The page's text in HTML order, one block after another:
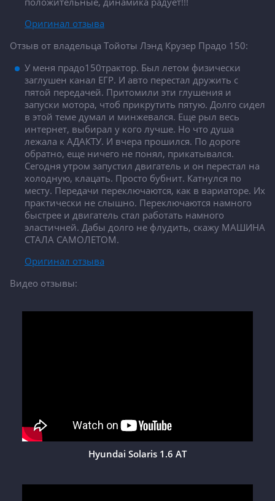
Оригинал отзыва
Отзыв от владельца Тойоты Лэнд Крузер Прадо 150:
У меня прадо150трактор. Был летом физически
заглушен канал ЕГР. И авто перестал дружить с
пятой передачей. Притомили эти глушения и
запуски мотора, чтоб прикрутить пятую. Долго сидел
в этой теме думал и минжевался. Еще рыл весь
интернет, выбирал у кого лучше. Но что душа
лежала к АДАКТУ. И вчера прошился. По дороге
обратно, еще ничего не понял, прикатывался.
Сегодня утром запустил двигатель и он перестал на
холодную, клацать. Просто бубнит. Катнулся по
месту. Передачи переключаются, как в вариаторе. Их
практически не слышно. Переключаются намного
быстрее и двигатель стал работать намного
эластичней. Дабы долго не флудить, скажу МАШИНА
СТАЛА САМОЛЕТОМ.
Оригинал отзыва
Видео отзывы:
Hyundai Solaris 1.6 AT